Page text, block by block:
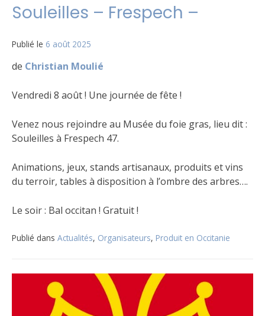
Souleilles – Frespech –
Publié le 6 août 2025
de Christian Moulié
Vendredi 8 août ! Une journée de fête !
Venez nous rejoindre au Musée du foie gras, lieu dit :
Souleilles à Frespech 47.
Animations, jeux, stands artisanaux, produits et vins
du terroir, tables à disposition à l’ombre des arbres….
Le soir : Bal occitan ! Gratuit !
Publié dans Actualités, Organisateurs, Produit en Occitanie